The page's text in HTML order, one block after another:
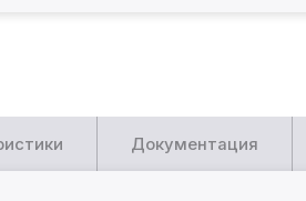
Документация